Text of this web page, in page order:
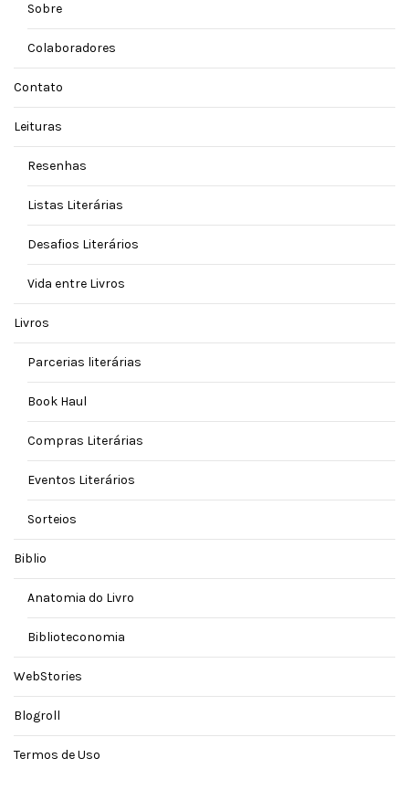
Sobre
Colaboradores
Contato
Leituras
Resenhas
Listas Literárias
Desafios Literários
Vida entre Livros
Livros
Parcerias literárias
Book Haul
Compras Literárias
Eventos Literários
Sorteios
Biblio
Anatomia do Livro
Biblioteconomia
WebStories
Blogroll
Termos de Uso